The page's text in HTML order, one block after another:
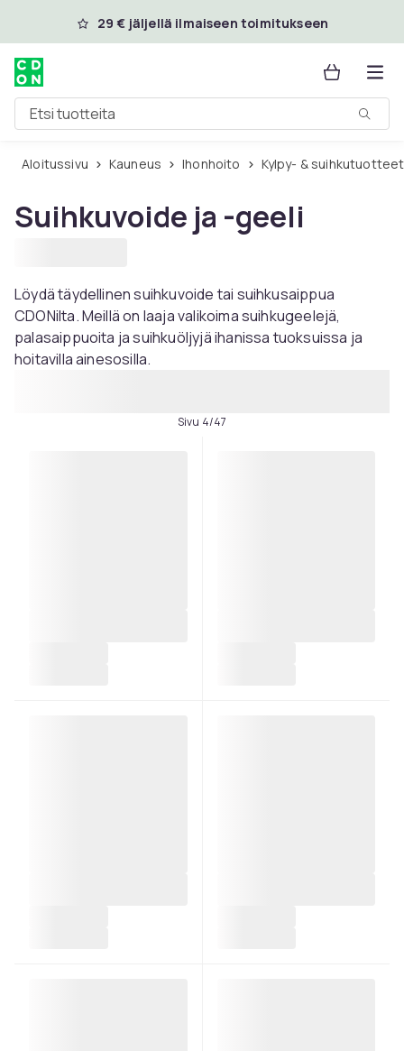
Ohita ja siirry pääsisältöön
29 € jäljellä ilmaiseen toimitukseen
Etsi tuotteita
Aloitussivu Kauneus Ihonhoito Kylpy- & suihkutuotteet
Suihkuvoide ja -geeli
Löydä täydellinen suihkuvoide tai suihkusaippua
CDONilta. Meillä on laaja valikoima suihkugeelejä,
palasaippuoita ja suihkuöljyjä ihanissa tuoksuissa ja
hoitavilla ainesosilla.
Sivu 4/47